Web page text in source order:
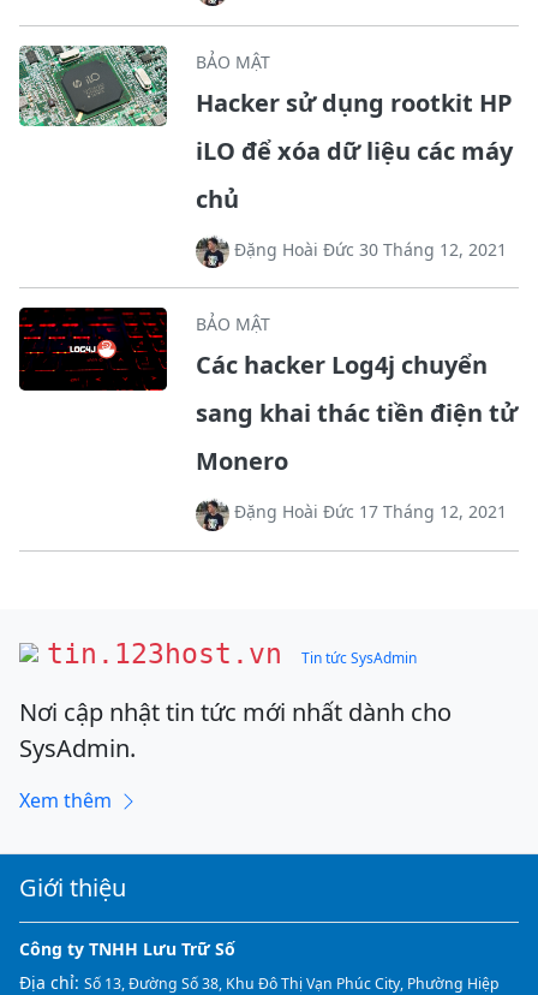
BẢO MẬT
Hacker sử dụng rootkit HP
iLO để xóa dữ liệu các máy
chủ
Đặng Hoài Đức 30 Tháng 12, 2021
BẢO MẬT
Các hacker Log4j chuyển
sang khai thác tiền điện tử
Monero
Đặng Hoài Đức 17 Tháng 12, 2021
tin.123host.vn Tin tức SysAdmin
Nơi cập nhật tin tức mới nhất dành cho
SysAdmin.
Xem thêm
Giới thiệu
Công ty TNHH Lưu Trữ Số
Địa chỉ: Số 13, Đường Số 38, Khu Đô Thị Vạn Phúc City, Phường Hiệp